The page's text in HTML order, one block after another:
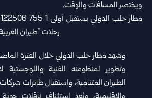
‌‏ويختصر المسافات والوقت.‏
وشهد مطار حلب الدولي خلال الفترة
وتطوير ‌‏لمنظومته الفنية واللوجستية
الطيران المتنامية، واستقبال ‌‏طائرات شركات